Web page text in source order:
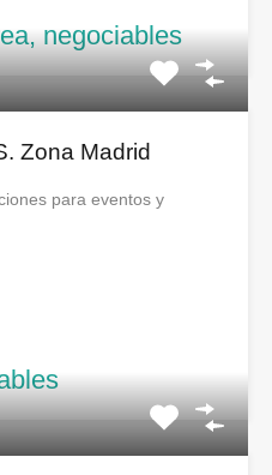
negociables
Zona Madrid
para eventos y